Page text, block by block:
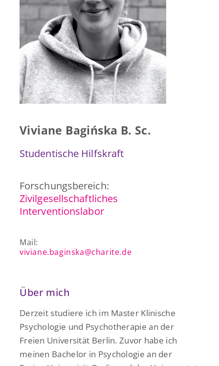
Presse & Publikationen
Blog
Kontakt
Viviane Bagińska B. Sc.
Studentische Hilfskraft
Forschungsbereich:
Zivilgesellschaftliches
Interventionslabor
Mail:
viviane.baginska@charite.de
Über mich
Derzeit studiere ich im Master Klinische
Psychologie und Psychotherapie an der
Freien Universität Berlin. Zuvor habe ich
meinen Bachelor in Psychologie an der